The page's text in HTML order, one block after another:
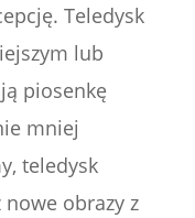
Teledysk
lub
piosenkę
mniej
teledysk
nowe obrazy z